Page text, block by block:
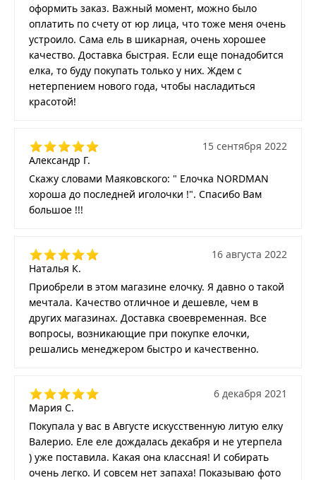
оформить заказ. Важный момент, можно было
оплатить по счету от юр лица, что тоже меня очень
устроило. Сама ель в шикарная, очень хорошее
качество. Доставка быстрая. Если еще понадобится
елка, то буду покупать только у них. Ждем с
нетерпением нового года, чтобы насладиться
красотой!
Александр Г.
15 сентября 2022
Скажу словами Маяковского: " Елочка NORDMAN
хороша до последней иголочки !". Спасибо Вам
большое !!!
Наталья К.
16 августа 2022
Приобрели в этом магазине елочку. Я давно о такой
мечтала. Качество отличное и дешевле, чем в
других магазинах. Доставка своевременная. Все
вопросы, возникающие при покупке елочки,
решались менеджером быстро и качественно.
Мария С.
6 декабря 2021
Покупала у вас в Августе искусственную литую елку
Валерио. Еле еле дождалась декабря и не утерпела
) уже поставила. Какая она классная! И собирать
очень легко. И совсем нет запаха! Показываю фото